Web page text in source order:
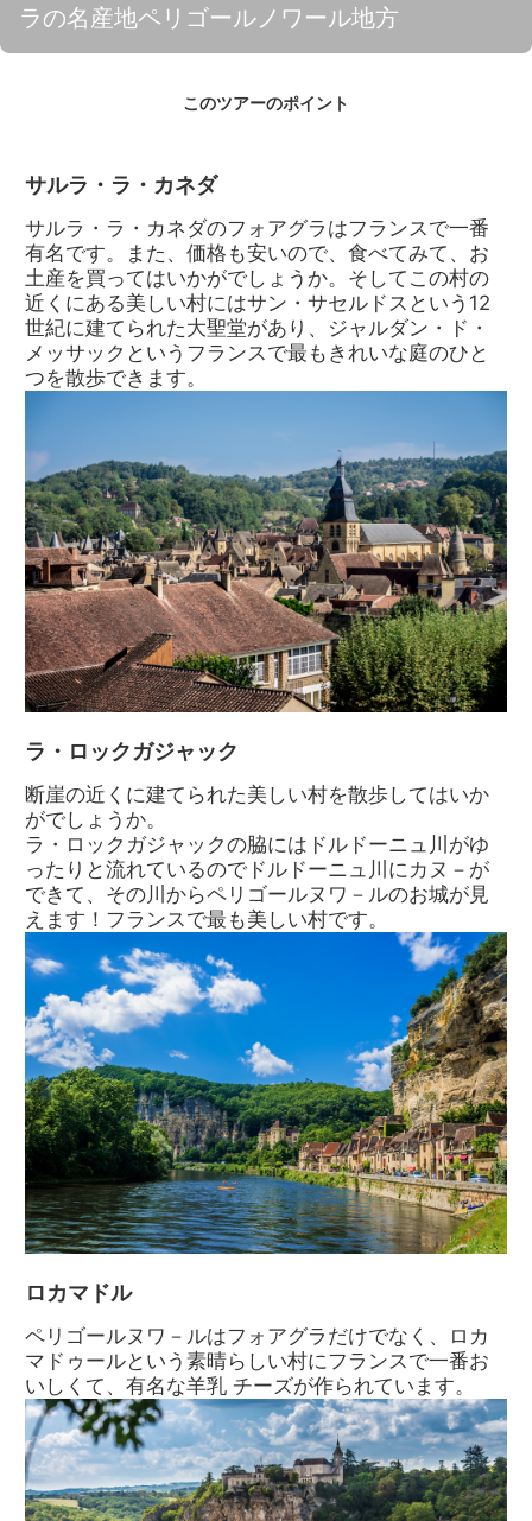
ラの名産地ペリゴールノワール地方
このツアーのポイント
サルラ・ラ・カネダ
サルラ・ラ・カネダのフォアグラはフランスで一番
有名です。また、価格も安いので、食べてみて、お
土産を買ってはいかがでしょうか。そしてこの村の
近くにある美しい村にはサン・サセルドスという12
世紀に建てられた大聖堂があり、ジャルダン・ド・
メッサックというフランスで最もきれいな庭のひと
つを散歩できます。
ラ・ロックガジャック
断崖の近くに建てられた美しい村を散歩してはいか
がでしょうか。
ラ・ロックガジャックの脇にはドルドーニュ川がゆ
ったりと流れているのでドルドーニュ川にカヌ－が
できて、その川からペリゴールヌワ－ルのお城が見
えます！フランスで最も美しい村です。
ロカマドル
ペリゴールヌワ－ルはフォアグラだけでなく、ロカ
マドゥールという素晴らしい村にフランスで一番お
いしくて、有名な羊乳 チーズが作られています。